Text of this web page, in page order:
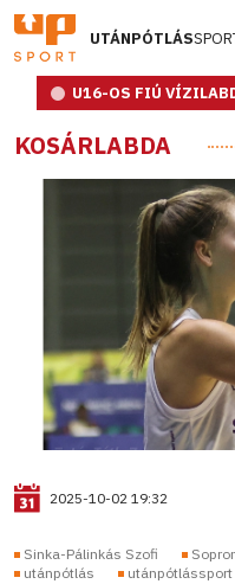
UTÁNPÓTLÁS
U16-OS FIÚ
KOSÁRLABDA
2025-10-02 19:32
Sinka-Pálinkás Szofi
utánpótlás
utánpótlássport